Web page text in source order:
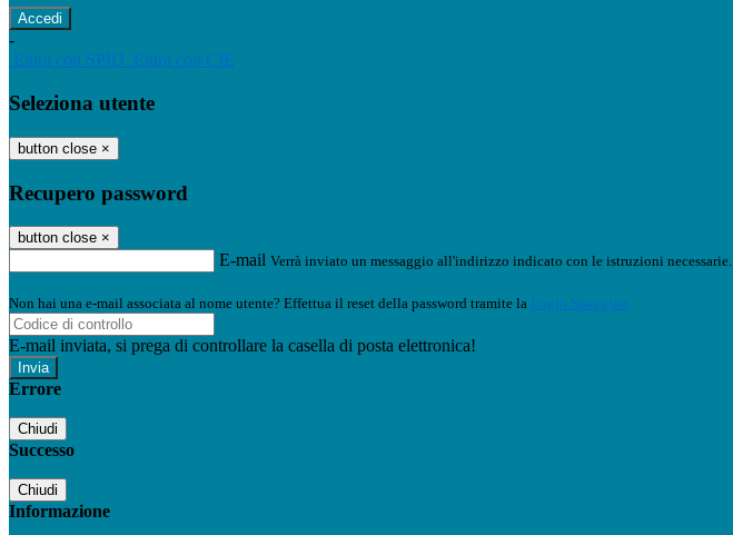
-
Entra con SPID Entra con CIE
Seleziona utente
button close ×
Recupero password
button close ×
E-mail Verrà inviato un messaggio all'indirizzo indicato con le istruzioni necessarie.
Non hai una e-mail associata al nome utente? Effettua il reset della password tramite la Login Spaggiari
E-mail inviata, si prega di controllare la casella di posta elettronica!
Errore
Chiudi
Successo
Chiudi
Informazione